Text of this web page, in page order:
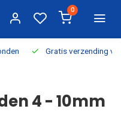
0
Gratis verzending
4 - 10mm